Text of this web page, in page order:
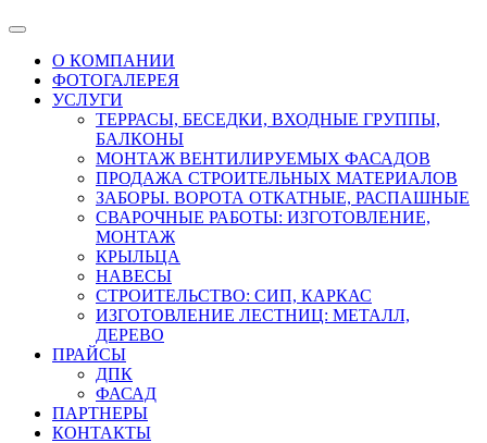
О КОМПАНИИ
ФОТОГАЛЕРЕЯ
УСЛУГИ
ТЕРРАСЫ, БЕСЕДКИ, ВХОДНЫЕ ГРУППЫ,
БАЛКОНЫ
МОНТАЖ ВЕНТИЛИРУЕМЫХ ФАСАДОВ
ПРОДАЖА СТРОИТЕЛЬНЫХ МАТЕРИАЛОВ
ЗАБОРЫ. ВОРОТА ОТКАТНЫЕ, РАСПАШНЫЕ
СВАРОЧНЫЕ РАБОТЫ: ИЗГОТОВЛЕНИЕ,
МОНТАЖ
КРЫЛЬЦА
НАВЕСЫ
СТРОИТЕЛЬСТВО: СИП, КАРКАС
ИЗГОТОВЛЕНИЕ ЛЕСТНИЦ: МЕТАЛЛ,
ДЕРЕВО
ПРАЙСЫ
ДПК
ФАСАД
ПАРТНЕРЫ
КОНТАКТЫ